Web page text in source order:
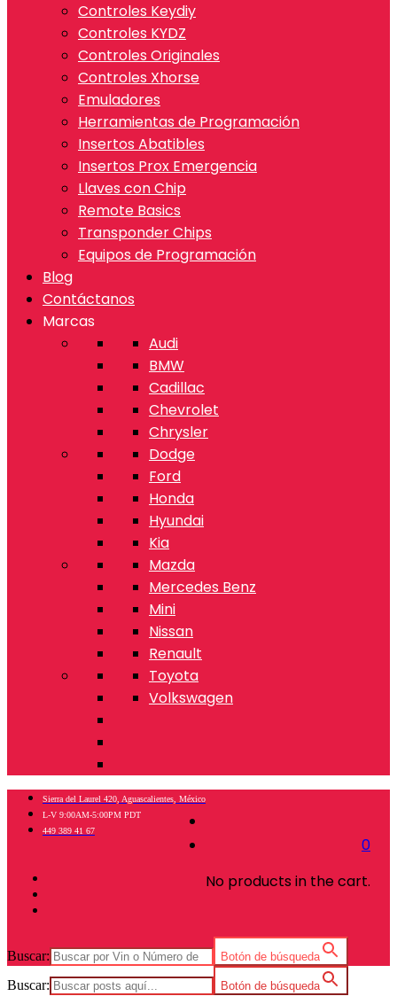
Controles Keydiy
Controles KYDZ
Controles Originales
Controles Xhorse
Emuladores
Herramientas de Programación
Insertos Abatibles
Insertos Prox Emergencia
Llaves con Chip
Remote Basics
Transponder Chips
Equipos de Programación
Blog
Contáctanos
Marcas
Audi
BMW
Cadillac
Chevrolet
Chrysler
Dodge
Ford
Honda
Hyundai
Kia
Mazda
Mercedes Benz
Mini
Nissan
Renault
Toyota
Volkswagen
0
No products in the cart.
Sierra del Laurel 420, Aguascalientes, México
L-V 9:00AM-5:00PM PDT
449 389 41 67
Buscar: Botón de búsqueda
Buscar: Botón de búsqueda